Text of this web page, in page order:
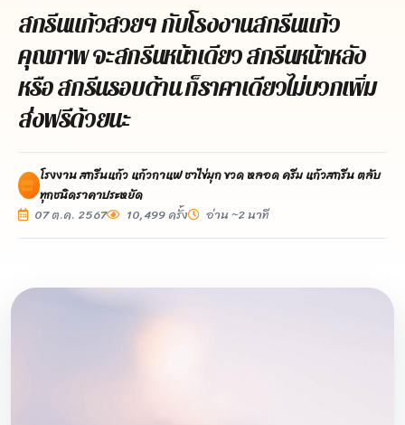
สกรีนแก้วสวยๆ กับโรงงานสกรีนแก้ว
คุณภาพ จะสกรีนหน้าเดียว สกรีนหน้าหลัง
หรือ สกรีนรอบด้าน ก็ราคาเดียวไม่บวกเพิ่ม
ส่งฟรีด้วยนะ
โรงงาน สกรีนแก้ว แก้วกาแฟ ชาไข่มุก ขวด หลอด ครีม แก้วสกรีน ตลับ
ทุกชนิดราคาประหยัด
07 ต.ค. 2567
10,499 ครั้ง อ่าน ~2 นาที